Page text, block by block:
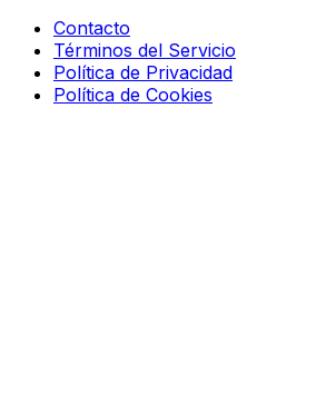
Contacto
Términos del Servicio
Política de Privacidad
Política de Cookies